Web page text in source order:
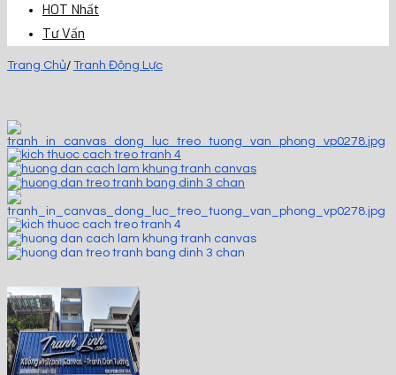
HOT Nhất
Tư Vấn
Trang Chủ/ Tranh Động Lực